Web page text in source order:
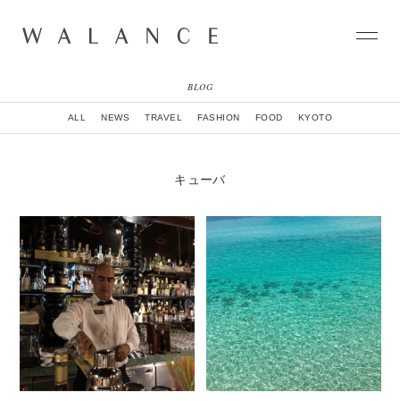
COLLECTION
WORLD
NATURAL DYE COLLECTION
STORY
STOCKIST
CONTACT
ONLINE SHOP
BLOG
ALL NEWS TRAVEL FASHION FOOD KYOTO
キューバ